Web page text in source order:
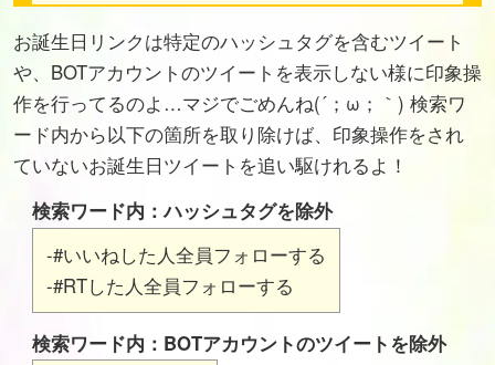
お誕生日リンクは特定のハッシュタグを含むツイート
や、BOTアカウントのツイートを表示しない様に印象操
作を行ってるのよ…マジでごめんね(´；ω；｀) 検索ワ
ード内から以下の箇所を取り除けば、印象操作をされ
ていないお誕生日ツイートを追い駆けれるよ！
検索ワード内：ハッシュタグを除外
-#いいねした人全員フォローする
-#RTした人全員フォローする
検索ワード内：BOTアカウントのツイートを除外